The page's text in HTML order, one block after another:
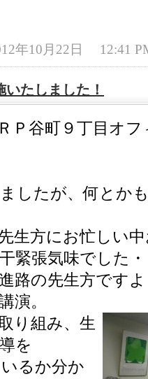
年10月22日 12:41
たしました！
Ｐ谷町９丁目オ
したが、何とか
生方にお忙しい
緊張気味でした
路の先生方です
演。
り組み、生
を
るか分か